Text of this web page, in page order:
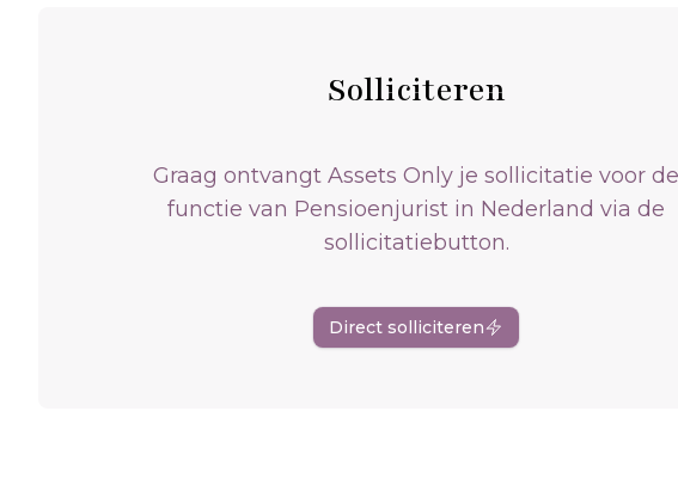
Solliciteren
Graag ontvangt Assets Only je sollicitatie voor de
functie van Pensioenjurist in Nederland via de
sollicitatiebutton.
Direct solliciteren